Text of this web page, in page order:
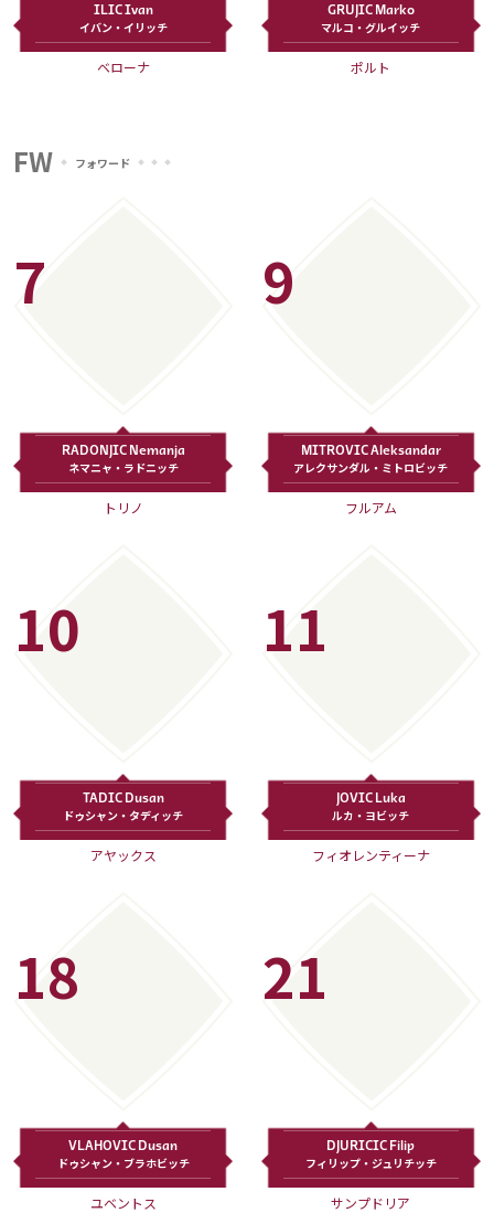
ILIC Ivan
イバン・イリッチ
ベローナ
GRUJIC Marko
マルコ・グルイッチ
ポルト
FW フォワード
7
RADONJIC Nemanja
ネマニャ・ラドニッチ
トリノ
9
MITROVIC Aleksandar
アレクサンダル・ミトロビッチ
フルアム
10
TADIC Dusan
ドゥシャン・タディッチ
アヤックス
11
JOVIC Luka
ルカ・ヨビッチ
フィオレンティーナ
18
VLAHOVIC Dusan
ドゥシャン・ブラホビッチ
ユベントス
21
DJURICIC Filip
フィリップ・ジュリチッチ
サンプドリア